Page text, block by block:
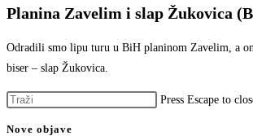
Planina Zavelim i slap Žukovica
Odradili smo lipu turu u BiH planinom Zavelim, a
biser – slap Žukovica.
Press Escape to
Nove objave